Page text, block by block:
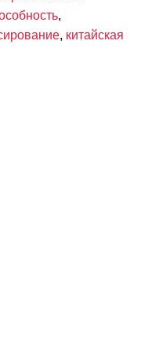
,
, китайская